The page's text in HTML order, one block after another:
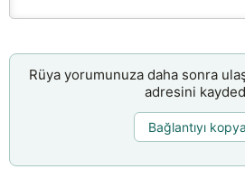
Rüya yorumunuza daha sonra
adresini
Bağlantıyı